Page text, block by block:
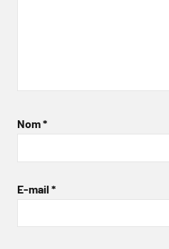
Nom*
E-mail *